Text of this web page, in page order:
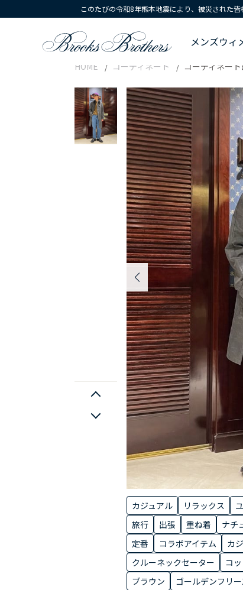
このたびの令和8年熊本地震により、被災された
メンズウィ
HOME コーディネート コーディネー
カジュアル リラックス
旅行
出張 重ね着 ナチ
定番
コラボアイテム カ
クルーネックセーター
コ
ブラウン
ゴールデンフリ